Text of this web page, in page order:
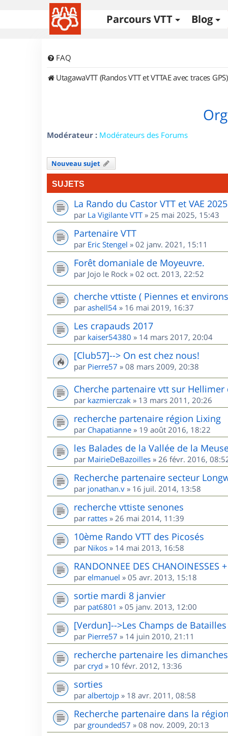
Parcours VTT Blog
FAQ
UtagawaVTT (Randos VTT et VTTAE avec traces GPS)
Modérateur : Modérateurs des Forums
Nouveau sujet
SUJETS
La Rando du Castor VTT et VAE 2025
par La Vigilante VTT» 25 mai 2025, 15:43
Partenaire VTT
par Eric Stengel » 02 janv. 2021, 15:11
Forêt domaniale de Moyeuvre.
par Jojo le Rock » 02 oct. 2013, 22:52
cherche vttiste ( Piennes et
par ashell54 » 16 mai 2019, 16:37
Les crapauds 2017
par kaiser54380 » 14 mars 2017, 20:04
[Club57]--> On est chez nous!
par Pierre57 » 08 mars 2009, 20:38
Cherche partenaire vtt sur Hellimer
par kazmierczak » 13 mars 2011, 20:26
recherche partenaire région Lixing
par Chapatianne » 19 août 2016, 18:22
les Balades de la Vallée de la
par MairieDeBazoilles » 26 févr. 2016,
Recherche partenaire secteur
par jonathan.v » 16 juil. 2014, 13:58
recherche vttiste senones
par rattes » 26 mai 2014, 11:39
10ème Rando VTT des Picosés
par Nikos » 14 mai 2013, 16:58
RANDONNEE DES CHANOINESSES
par elmanuel » 05 avr. 2013, 15:18
sortie mardi 8 janvier
par pat6801 » 05 janv. 2013, 12:00
[Verdun]-->Les Champs de Batailles
par Pierre57 » 14 juin 2010, 21:11
recherche partenaire les
par cryd » 10 févr. 2012, 13:36
sorties
par albertojp » 18 avr. 2011, 08:58
Recherche partenaire dans la
par grounded57 » 08 nov. 2009, 20:13